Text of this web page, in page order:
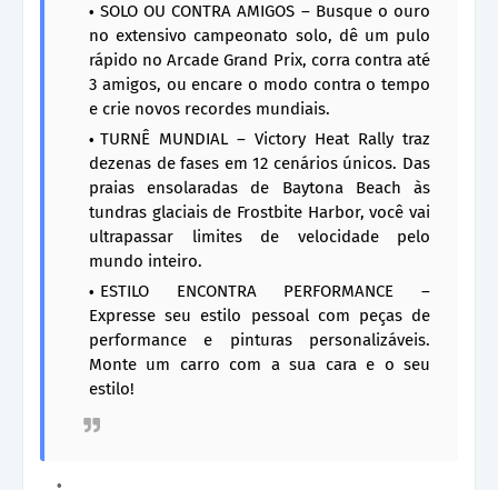
SOLO OU CONTRA AMIGOS – Busque o ouro
no extensivo campeonato solo, dê um pulo
rápido no Arcade Grand Prix, corra contra até
3 amigos, ou encare o modo contra o tempo
e crie novos recordes mundiais.
TURNÊ MUNDIAL – Victory Heat Rally traz
dezenas de fases em 12 cenários únicos. Das
praias ensolaradas de Baytona Beach às
tundras glaciais de Frostbite Harbor, você vai
ultrapassar limites de velocidade pelo
mundo inteiro.
ESTILO ENCONTRA PERFORMANCE –
Expresse seu estilo pessoal com peças de
performance e pinturas personalizáveis.
Monte um carro com a sua cara e o seu
estilo!